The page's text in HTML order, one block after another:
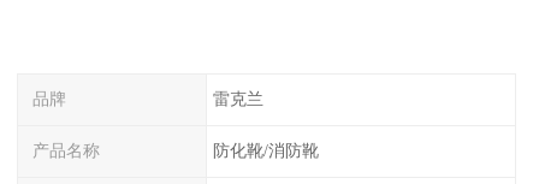
品牌 雷克兰
产品名称 防化靴/消防靴